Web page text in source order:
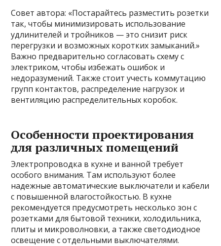
Совет автора: «Постарайтесь разместить розетки
так, чтобы минимизировать использование
удлинителей и тройников — это снизит риск
перегрузки и возможных коротких замыканий.»
Важно предварительно согласовать схему с
электриком, чтобы избежать ошибок и
недоразумений. Также стоит учесть коммутацию
групп контактов, распределение нагрузок и
вентиляцию распределительных коробок.
Особенности проектирования
для различных помещений
Электропроводка в кухне и ванной требует
особого внимания. Там используют более
надежные автоматические выключатели и кабели
с повышенной влагостойкостью. В кухне
рекомендуется предусмотреть несколько зон с
розетками для бытовой техники, холодильника,
плиты и микроволновки, а также светодиодное
освещение с отдельными выключателями.